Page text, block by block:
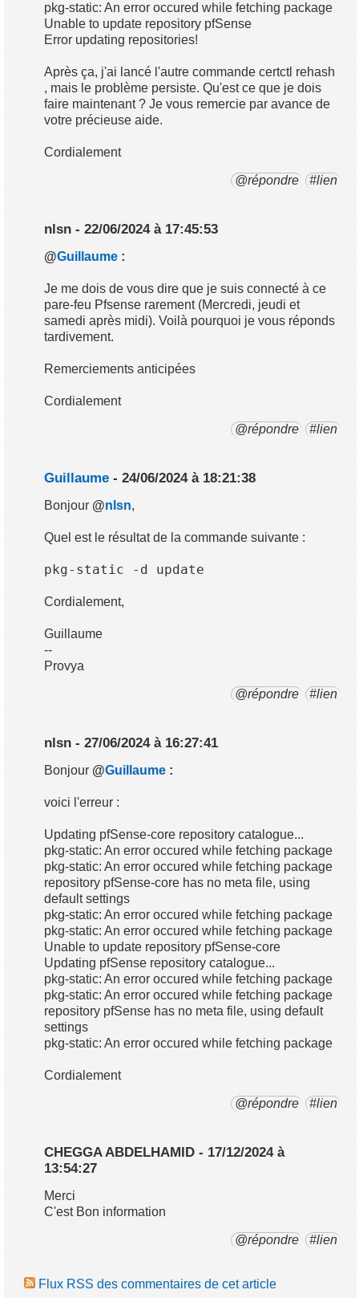
pkg-static: An error occured while fetching package
Unable to update repository pfSense
Error updating repositories!
Après ça, j'ai lancé l'autre commande certctl rehash
, mais le problème persiste. Qu'est ce que je dois
faire maintenant ? Je vous remercie par avance de
votre précieuse aide.
Cordialement
@répondre #lien
nlsn - 22/06/2024 à 17:45:53
@Guillaume :
Je me dois de vous dire que je suis connecté à ce
pare-feu Pfsense rarement (Mercredi, jeudi et
samedi après midi). Voilà pourquoi je vous réponds
tardivement.
Remerciements anticipées
Cordialement
@répondre #lien
Guillaume - 24/06/2024 à 18:21:38
Bonjour @nlsn,
Quel est le résultat de la commande suivante :
pkg-static -d update
Cordialement,
Guillaume
--
Provya
@répondre #lien
nlsn - 27/06/2024 à 16:27:41
Bonjour @Guillaume :
voici l'erreur :
Updating pfSense-core repository catalogue...
pkg-static: An error occured while fetching package
pkg-static: An error occured while fetching package
repository pfSense-core has no meta file, using
default settings
pkg-static: An error occured while fetching package
pkg-static: An error occured while fetching package
Unable to update repository pfSense-core
Updating pfSense repository catalogue...
pkg-static: An error occured while fetching package
pkg-static: An error occured while fetching package
repository pfSense has no meta file, using default
settings
pkg-static: An error occured while fetching package
Cordialement
@répondre #lien
CHEGGA ABDELHAMID - 17/12/2024 à
13:54:27
Merci
C'est Bon information
@répondre #lien
Flux RSS des commentaires de cet article